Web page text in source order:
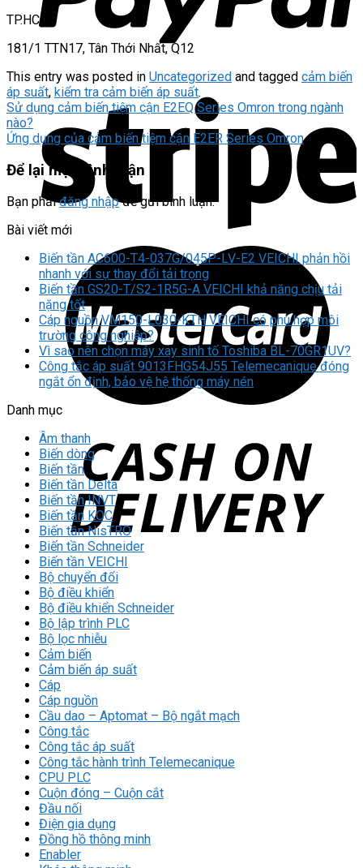
TP.HCM
181/1 TTN17, Tân Thới Nhất, Q12
This entry was posted in Uncategorized and tagged cảm biến
áp suất, kiểm tra cảm biến áp suất.
Sử dụng cảm biến tiệm cận E2EQ Series Omron trong ngành
nào?
Ứng dụng của cảm biến tiệm cận E2ER Series Omron
Để lại một bình luận
Bạn phảiđăng nhậpđể gửi bình luận.
Bài viết mới
Biến tần AC600-T4-037G/045P-LV-E2 VEICHI phản hồi
nhanh với sự thay đổi tải trọng
Biến tần GS20-T/S2-1R5G-A VEICHI khả năng chịu tải
nặng tốt
Cáp nguồn VM150-L030-KTH VEICHI có phù hợp môi
trường công nghiệp?
Vì sao nên chọn máy xay sinh tố Toshiba BL-70GR1UV?
Công tắc áp suất 9013FHG54J55 Telemecanique đóng
ngắt ổn định, bảo vệ hệ thống máy nén
Danh mục
Âm thanh
Biến dòng
Biến tần
Biến tần Delta
Biến tần INVT
Biến tần KOC
Biến tần NisTRO
Biến tần Schneider
Biến tần VEICHI
Bộ chuyển đổi
Bộ điều khiển
Bộ điều khiển Schneider
Bộ lập trình PLC
Bộ lọc nhiễu
Cảm biến
Cảm biến áp suất
Cáp
Cáp nguồn
Cầu dao – Aptomat – Bộ ngắt mạch
Công tắc
Công tắc áp suất
Công tắc hành trình Telemecanique
CPU PLC
Cuộn đóng – Cuộn cắt
Đầu nối
Điện gia dụng
Đồng hồ thông minh
Enabler